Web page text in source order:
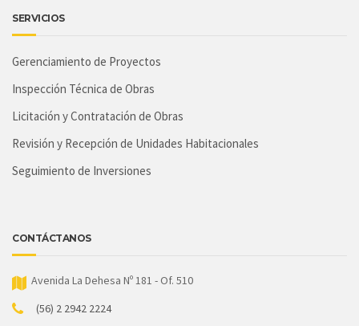
SERVICIOS
Gerenciamiento de Proyectos
Inspección Técnica de Obras
Licitación y Contratación de Obras
Revisión y Recepción de Unidades Habitacionales
Seguimiento de Inversiones
CONTÁCTANOS
Avenida La Dehesa Nº 181 - Of. 510
(56) 2 2942 2224